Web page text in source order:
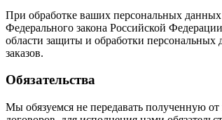
При обработке ваших персональных
Федерального закона Российской
области защиты и обработки
заказов.
Обязательства
Мы обязуемся не передавать полученную